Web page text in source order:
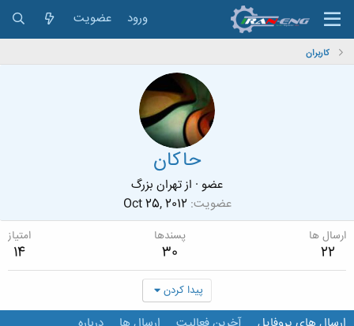
ورود عضویت
کاربران
حاکان
عضو · ازتهران بزرگ
عضویت Oct 25, 2012
ارسال ها
22
پسندها
30
امتیاز
14
پیدا کردن